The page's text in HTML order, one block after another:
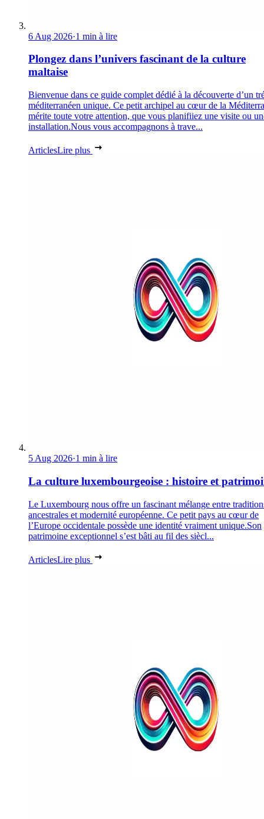
6 Aug 2026·1 min à lire
Plongez dans l’univers fascinant de la culture
maltaise
Bienvenue dans ce guide complet dédié à la découverte d’un
méditerranéen unique. Ce petit archipel au cœur de la
mérite toute votre attention, que vous planifiiez une visite ou
installation.Nous vous accompagnons à trave...
ArticlesLire plus
5 Aug 2026·1 min à lire
La culture luxembourgeoise : histoire et
Le Luxembourg nous offre un fascinant mélange entre
ancestrales et modernité européenne. Ce petit pays au cœur de
l’Europe occidentale possède une identité vraiment unique.Son
patrimoine exceptionnel s’est bâti au fil des siècl...
ArticlesLire plus